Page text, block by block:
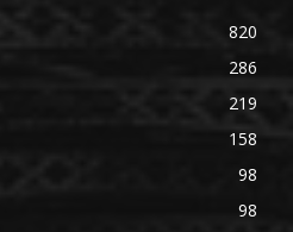
820
286
219
158
98
98